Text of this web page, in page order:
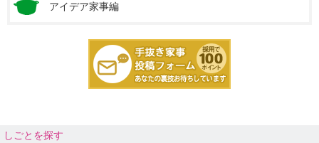
アイデア家事編
しごとを探す